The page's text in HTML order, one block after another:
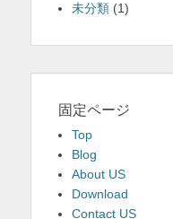
未分類 (1)
固定ページ
Top
Blog
About US
Download
Contact US